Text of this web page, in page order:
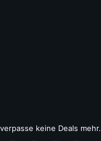
keine Deals mehr.